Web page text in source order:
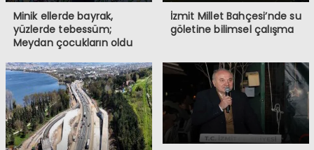
Minik ellerde bayrak,
yüzlerde tebessüm;
Meydan çocukların oldu
İzmit Millet Bahçesi’nde su
göletine bilimsel çalışma